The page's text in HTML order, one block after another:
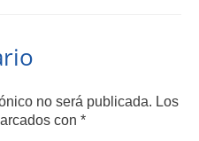
no será publicada. Los
con *